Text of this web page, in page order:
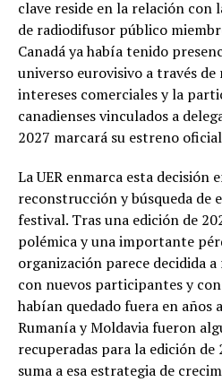
clave reside en la relación con
de radiodifusor público
Canadá ya había tenido
universo eurovisivo a través
intereses comerciales y la
canadienses vinculados a
2027 marcará su estreno
La UER enmarca esta decisión
reconstrucción y búsqueda de
festival. Tras una edición de
polémica y una importante
organización parece decidida
con nuevos participantes y
habían quedado fuera en años
Rumanía y Moldavia fueron
recuperadas para la edición de
suma a esa estrategia de